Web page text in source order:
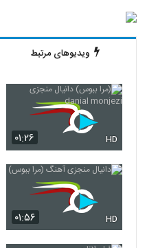
ویدیوهای مرتبط
۰۱:۲۶ HD
۰۱:۵۶ HD